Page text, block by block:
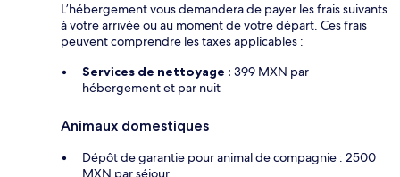
L’hébergement vous demandera de payer les frais suivants
à votre arrivée ou au moment de votre départ. Ces frais
peuvent comprendre les taxes applicables :
Services de nettoyage : 399 MXN par
hébergement et par nuit
Animaux domestiques
Dépôt de garantie pour animal de compagnie : 2500
MXN par séjour